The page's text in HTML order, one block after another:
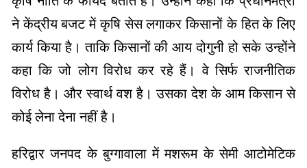
ने केंद्रीय बजट में कृषि सेस लगाकर किसानों के हित के लिए
कार्य किया है। ताकि किसानों की आय दोगुनी हो सके उन्होंने
कहा कि जो लोग विरोध कर रहे हैं। वे सिर्फ राजनीतिक
विरोध है। और स्वार्थ वश है। उसका देश के आम किसान से
कोई लेना देना नहीं है।
हरिद्वार जनपद के बुग्गावाला में मशरूम के सेमी आटोमेटिक